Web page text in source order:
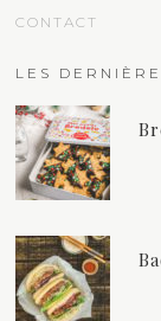
CONTACT
LES